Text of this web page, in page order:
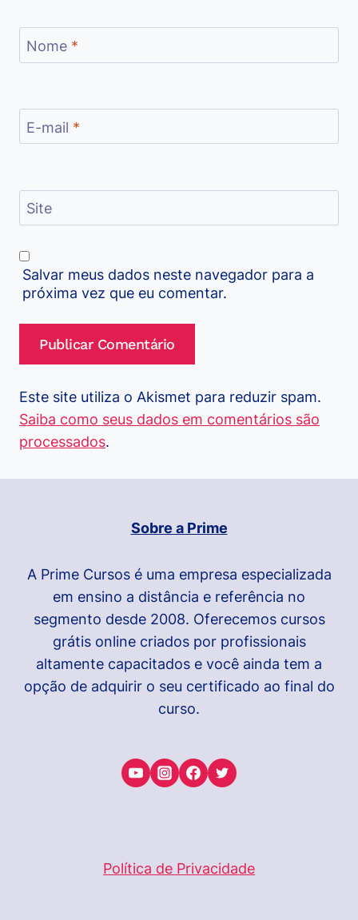
Nome *
E-mail *
Site
Salvar meus dados neste navegador para a
próxima vez que eu comentar.
Este site utiliza o Akismet para reduzir spam.
Saiba como seus dados em comentários são
processados.
Sobre a Prime
A Prime Cursos é uma empresa especializada
em ensino a distância e referência no
segmento desde 2008. Oferecemos cursos
grátis online criados por profissionais
altamente capacitados e você ainda tem a
opção de adquirir o seu certificado ao final do
curso.
Política de Privacidade